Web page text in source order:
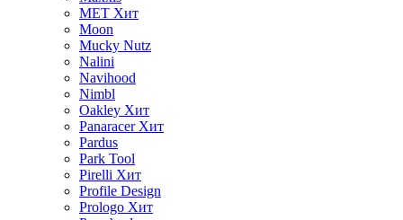
MET Хит
Moon
Mucky Nutz
Nalini
Navihood
Nimbl
Oakley Хит
Panaracer Хит
Pardus
Park Tool
Pirelli Хит
Profile Design
Prologo Хит